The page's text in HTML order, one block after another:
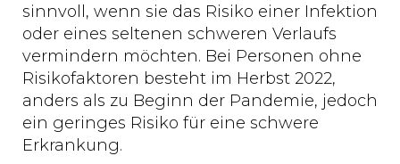
sinnvoll, wenn sie das Risiko einer Infektion
oder eines seltenen schweren Verlaufs
vermindern möchten. Bei Personen ohne
Risikofaktoren besteht im Herbst 2022,
anders als zu Beginn der Pandemie, jedoch
ein geringes Risiko für eine schwere
Erkrankung.